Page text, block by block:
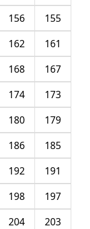
155
156
161
162
167
168
173
174
179
180
185
186
191
192
197
198
203
204